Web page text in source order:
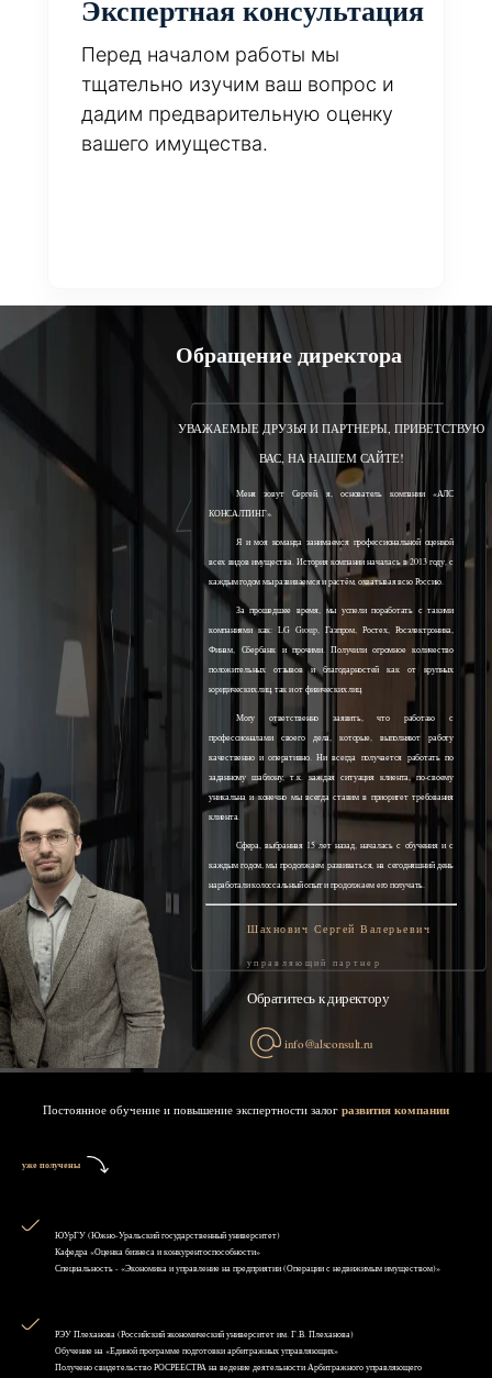
Экспертная консультация
Перед началом работы мы
тщательно изучим ваш вопрос и
дадим предварительную оценку
вашего имущества.
Обращение директора
УВАЖАЕМЫЕ ДРУЗЬЯ И ПАРТНЕРЫ, ПРИВЕТСТВУЮ
ВАС, НА НАШЕМ САЙТЕ!
Меня зовут Сергей, я, основатель компании «АЛС
КОНСАЛТИНГ».
Я и моя команда занимаемся профессиональной оценкой
всех видов имущества. История компании началась в 2013 году, с
каждым годом мы развиваемся и растём, охватывая всю Россию.
За прошедшее время, мы успели поработать с такими
компаниями как: LG Group, Газпром, Ростех, Росэлектроника,
Финам, Сбербанк и прочими. Получили огромное количество
положительных отзывов и благодарностей как от крупных
юридических лиц, так и от физических лиц.
Могу ответственно заявить, что работаю с
профессионалами своего дела, которые, выполняют работу
качественно и оперативно. Ни всегда получается работать по
заданному шаблону, т.к. каждая ситуация клиента, по-своему
уникальна и конечно мы всегда ставим в приоритет требования
клиента.
Сфера, выбранная 15 лет назад, началась с обучения и с
каждым годом, мы продолжаем развиваться, на сегодняшний день
наработали колоссальный опыт и продолжаем его получать.
Шахнович Сергей Валерьевич
управляющий партнер
Обратитесь к директору
info@alsconsult.ru
Постоянное обучение и повышение экспертности залог развития компании
уже получены
ЮУрГУ (Южно-Уральский государственный университет)
Кафедра «Оценка бизнеса и конкурентоспособности»
Специальность - «Экономика и управление на предприятии (Операции с недвижимым имуществом)»
РЭУ Плеханова (Российский экономический университет им. Г.В. Плеханова)
Обучение на «Единой программе подготовки арбитражных управляющих»
Получено свидетельство РОСРЕЕСТРА на ведение деятельности Арбитражного управляющего